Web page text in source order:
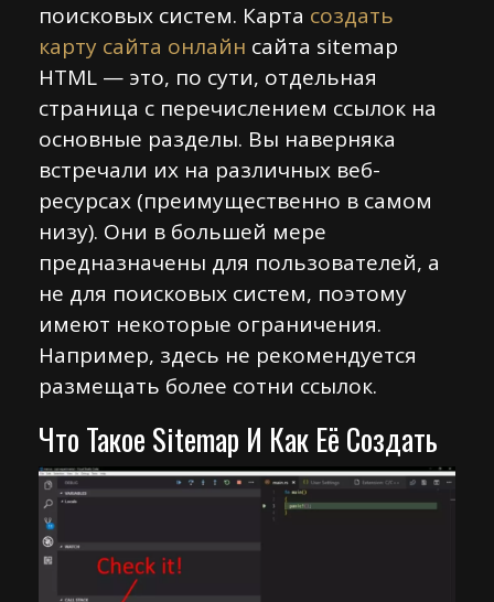
поисковых систем. Карта создать
карту сайта онлайн сайта sitemap
HTML — это, по сути, отдельная
страница с перечислением ссылок на
основные разделы. Вы наверняка
встречали их на различных веб-
ресурсах (преимущественно в самом
низу). Они в большей мере
предназначены для пользователей, а
не для поисковых систем, поэтому
имеют некоторые ограничения.
Например, здесь не рекомендуется
размещать более сотни ссылок.
Что Такое Sitemap И Как Её Создать